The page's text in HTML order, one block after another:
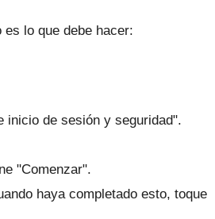
lo que debe hacer:
inicio de sesión y seguridad".
"Comenzar".
haya completado esto, toque